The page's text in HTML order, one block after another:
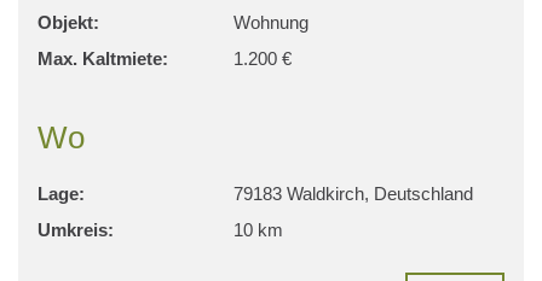
Objekt:
Wohnung
Max. Kaltmiete:
1.200 €
Wo
Lage:
79183 Waldkirch, Deutschland
Umkreis:
10 km